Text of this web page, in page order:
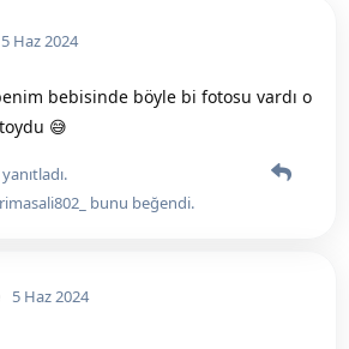
5 Haz 2024
bebisinde böyle bi fotosu vardı o
😅
bunu beğendi.
5 Haz 2024